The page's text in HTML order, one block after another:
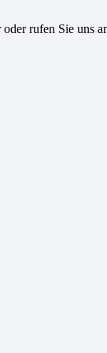
rufen Sie uns